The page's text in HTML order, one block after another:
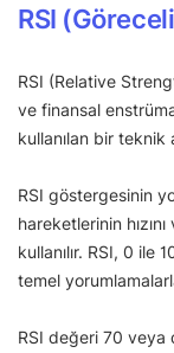
RSI
RSI (Relative
ve finansal
kullanılan bir
RSI göstergesinin
hareketlerinin
kullanılır. RSI, 0 ile
temel
RSI değeri 70 veya